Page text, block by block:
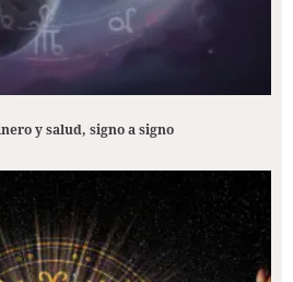
y salud, signo a signo